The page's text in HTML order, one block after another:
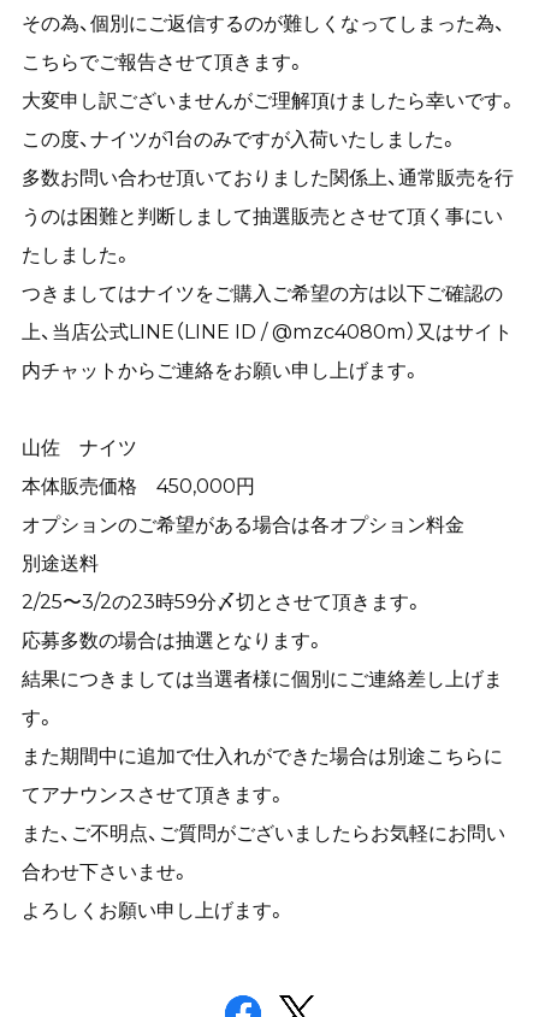
その為、個別にご返信するのが難しくなってしまった為、
こちらでご報告させて頂きます。
大変申し訳ございませんがご理解頂けましたら幸いです。
この度、ナイツが1台のみですが入荷いたしました。
多数お問い合わせ頂いておりました関係上、通常販売を行
うのは困難と判断しまして抽選販売とさせて頂く事にい
たしました。
つきましてはナイツをご購入ご希望の方は以下ご確認の
上、当店公式LINE（LINE ID / @mzc4080m）又はサイト
内チャットからご連絡をお願い申し上げます。
山佐 ナイツ
本体販売価格 450,000円
オプションのご希望がある場合は各オプション料金
別途送料
2/25〜3/2の23時59分〆切とさせて頂きます。
応募多数の場合は抽選となります。
結果につきましては当選者様に個別にご連絡差し上げま
す。
また期間中に追加で仕入れができた場合は別途こちらに
てアナウンスさせて頂きます。
また、ご不明点、ご質問がございましたらお気軽にお問い
合わせ下さいませ。
よろしくお願い申し上げます。